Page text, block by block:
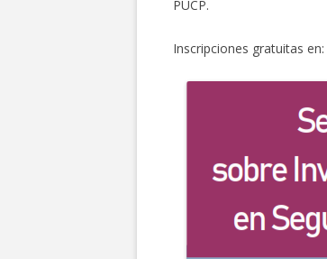
PUCP.
Inscripciones gratuitas en: